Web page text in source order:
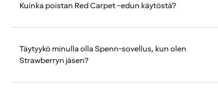
Kuinka poistan Red Carpet -edun käytöstä?
Täytyykö minulla olla Spenn-sovellus, kun olen
Strawberryn jäsen?